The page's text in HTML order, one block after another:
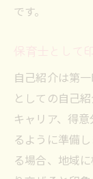
一時
です。
保育士として
自己紹介は第
としての自己
キャリア、得
るように準備
る場合、地域